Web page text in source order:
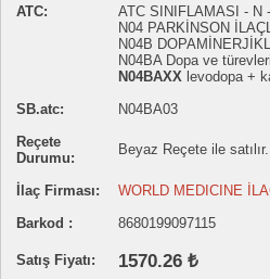
ATC:
ATC SINIFLAMASI - N
N04 PARKİNSON
N04B
N04BA Dopa ve türevleri
N04BAXX levodopa +
SB.atc:
N04BA03
Reçete
Durumu:
Beyaz Reçete ile satılır.
İlaç Firması:
WORLD MEDICINE
Barkod :
8680199097115
Satış Fiyatı: 1570.26 ₺